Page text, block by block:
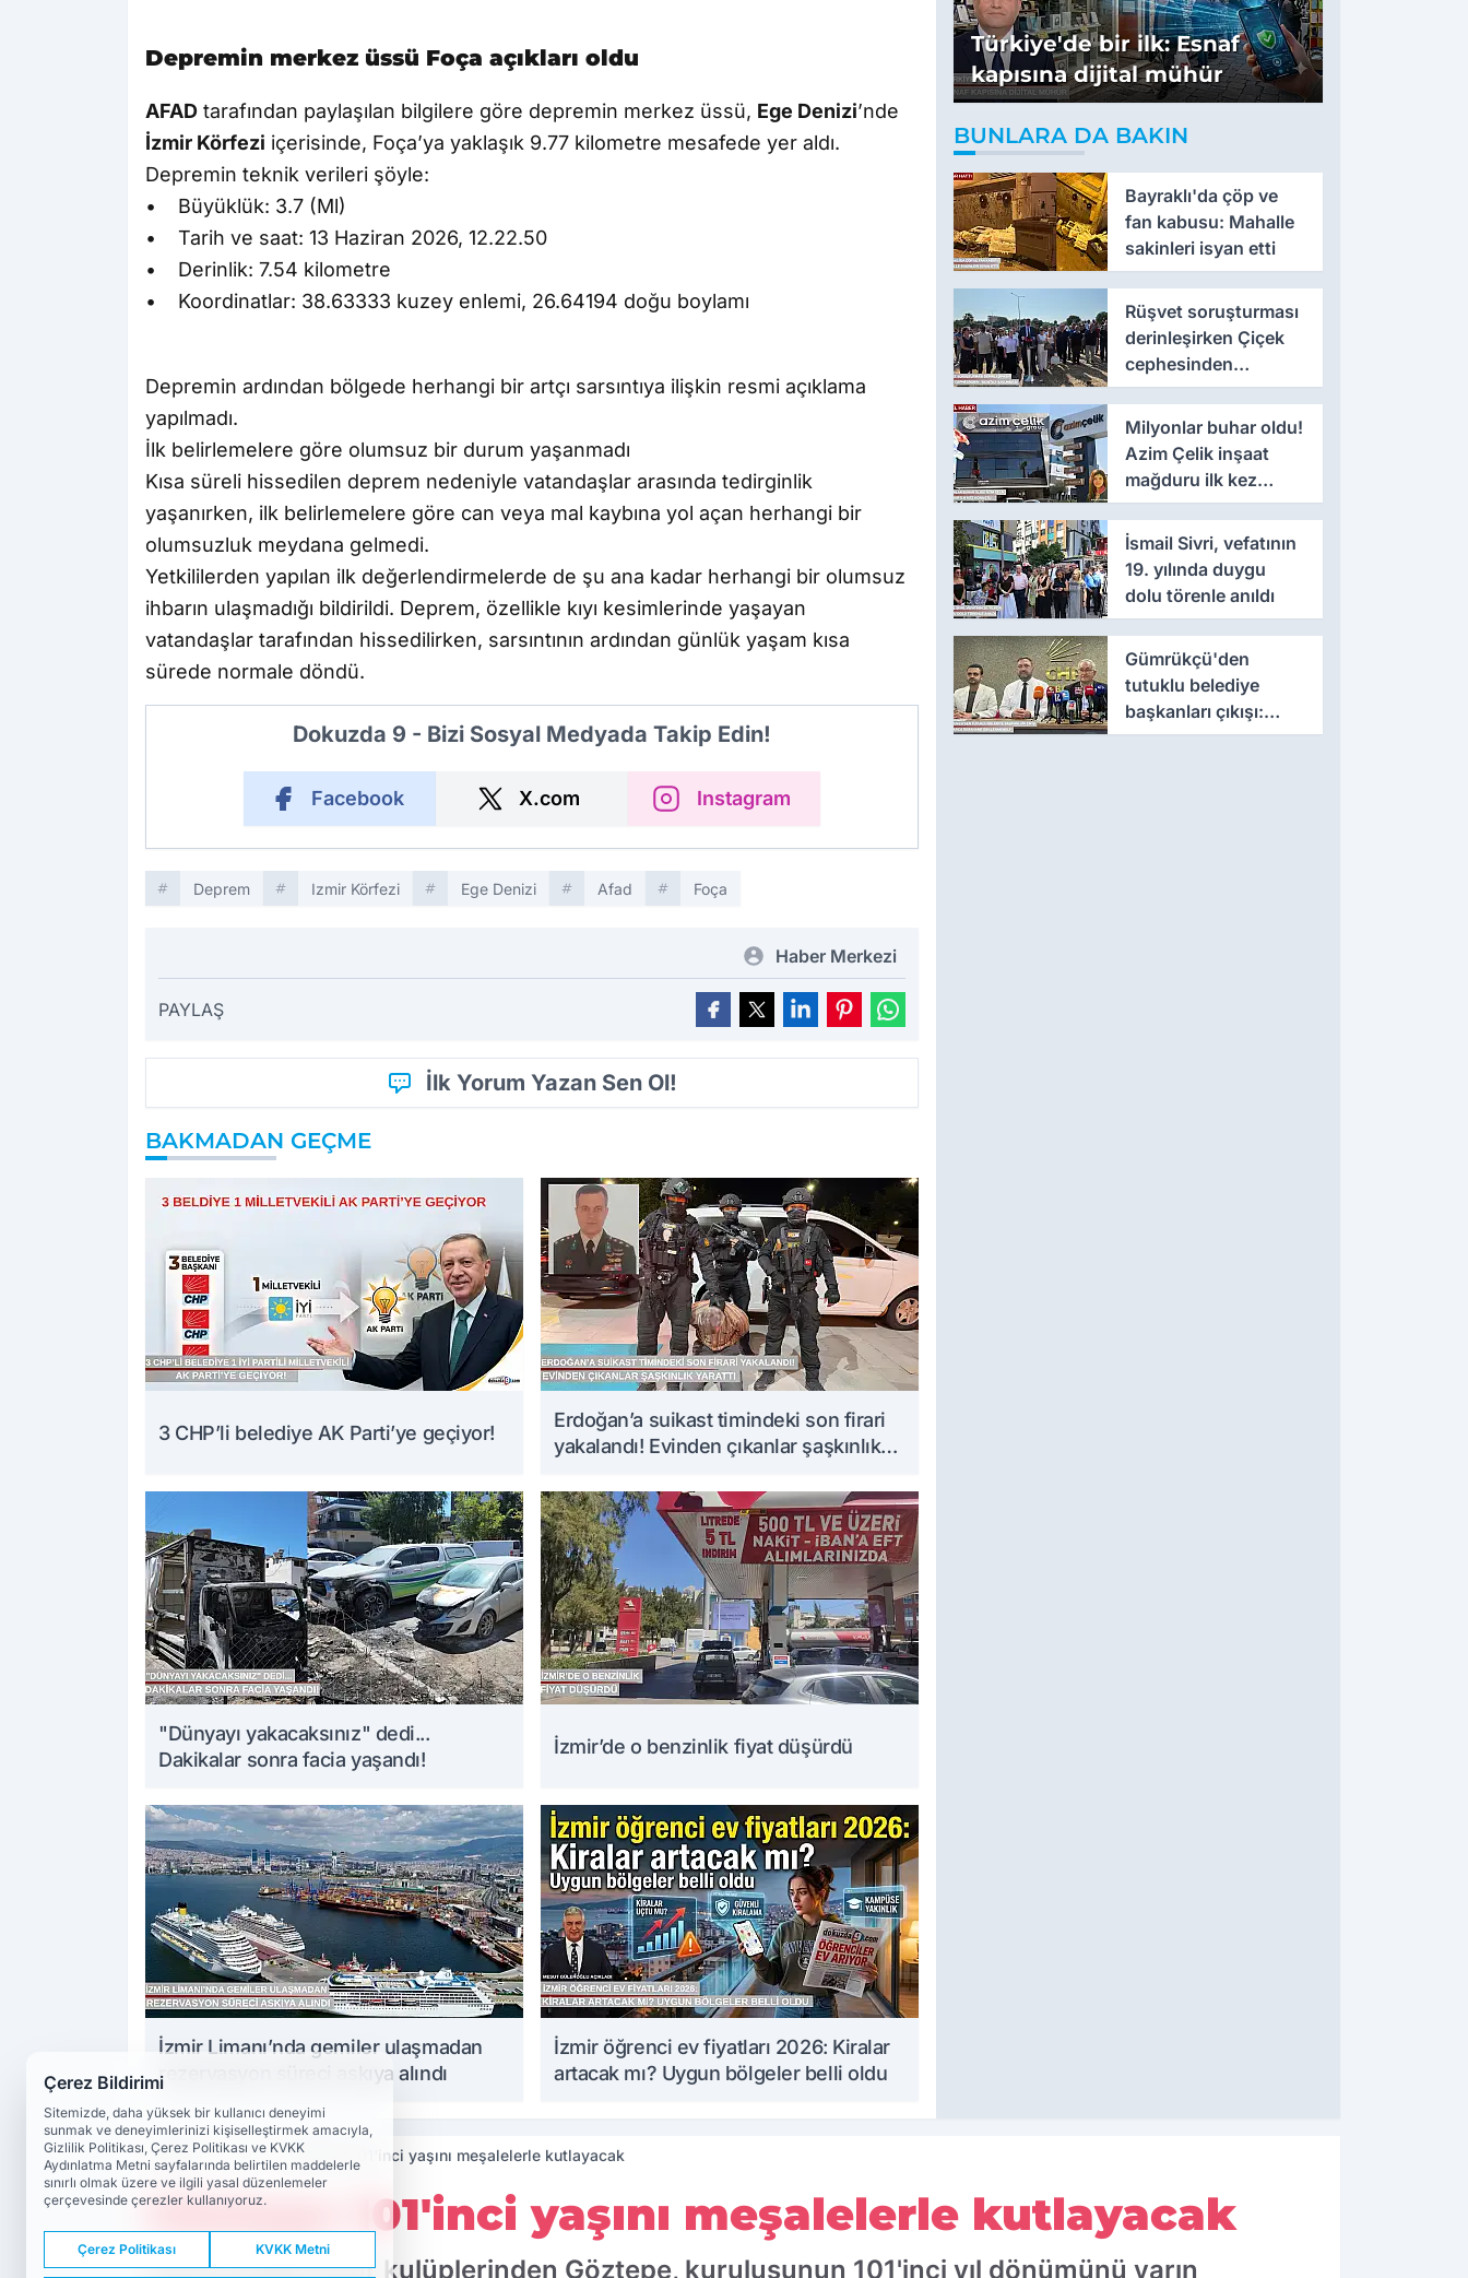
Depremin merkez üssü Foça açıkları oldu
AFAD tarafından paylaşılan bilgilere göre depremin merkez üssü, Ege Denizi’nde
İzmir Körfezi içerisinde, Foça’ya yaklaşık 9.77 kilometre mesafede yer aldı.
Depremin teknik verileri şöyle:
• Büyüklük: 3.7 (Ml)
• Tarih ve saat: 13 Haziran 2026, 12.22.50
• Derinlik: 7.54 kilometre
• Koordinatlar: 38.63333 kuzey enlemi, 26.64194 doğu boylamı
Depremin ardından bölgede herhangi bir artçı sarsıntıya ilişkin resmi açıklama
yapılmadı.
İlk belirlemelere göre olumsuz bir durum yaşanmadı
Kısa süreli hissedilen deprem nedeniyle vatandaşlar arasında tedirginlik
yaşanırken, ilk belirlemelere göre can veya mal kaybına yol açan herhangi bir
olumsuzluk meydana gelmedi.
Yetkililerden yapılan ilk değerlendirmelerde de şu ana kadar herhangi bir olumsuz
ihbarın ulaşmadığı bildirildi. Deprem, özellikle kıyı kesimlerinde yaşayan
vatandaşlar tarafından hissedilirken, sarsıntının ardından günlük yaşam kısa
sürede normale döndü.
Dokuzda 9 - Bizi Sosyal Medyada Takip Edin!
Facebook X.com Instagram
Deprem Izmir Körfezi Ege Denizi Afad Foça
Haber Merkezi
PAYLAŞ
İlk Yorum Yazan Sen Ol!
BAKMADAN GEÇME
3 CHP’li belediye AK Parti’ye geçiyor!
Erdoğan’a suikast timindeki son firari
yakalandı! Evinden çıkanlar şaşkınlık
"Dünyayı yakacaksınız" dedi...
Dakikalar sonra facia yaşandı!
İzmir’de o benzinlik fiyat düşürdü
İzmir Limanı’nda gemiler ulaşmadan
rezervasyon süreci askıya alındı
İzmir öğrenci ev fiyatları 2026: Kiralar
artacak mı? Uygun bölgeler belli oldu
Türkiye'de bir ilk: Esnaf
kapısına dijital mühür
BUNLARA DA BAKIN
Bayraklı'da çöp ve
fan kabusu: Mahalle
sakinleri isyan etti
Rüşvet soruşturması
derinleşirken Çiçek
cephesinden
'montaj' savunması
Milyonlar buhar oldu!
Azim Çelik inşaat
mağduru ilk kez
konuştu
İsmail Sivri, vefatının
19. yılında duygu
dolu törenle anıldı
Gümrükçü'den
tutuklu belediye
başkanları çıkışı:
'Yıllarca iddianame
Haberler Spor Göztepe 101'inci yaşını meşalelerle kutlayacak
Göztepe 101'inci yaşını meşalelerle kutlayacak
İzmir'in köklü spor kulüplerinden Göztepe, kuruluşunun 101'inci yıl dönümünü yarın
Çerez Bildirimi
Sitemizde, daha yüksek bir kullanıcı deneyimi
sunmak ve deneyimlerinizi kişiselleştirmek amacıyla,
Gizlilik Politikası, Çerez Politikası ve KVKK
Aydınlatma Metni sayfalarında belirtilen maddelerle
sınırlı olmak üzere ve ilgili yasal düzenlemeler
çerçevesinde çerezler kullanıyoruz.
Çerez Politikası KVKK Metni